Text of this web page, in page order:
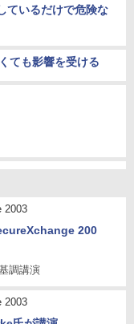
ているだけで危険な
ても影響を受ける
2003
200
調講演
2003